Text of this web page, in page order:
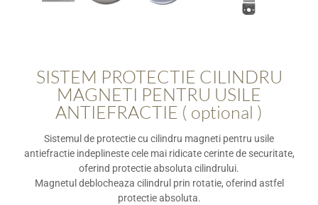
SISTEM PROTECTIE CILINDRU
MAGNETI PENTRU USILE
ANTIEFRACTIE ( optional )
Sistemul de protectie cu cilindru magneti pentru usile
antiefractie indeplineste cele mai ridicate cerinte de securitate,
oferind protectie absoluta cilindrului.
Magnetul deblocheaza cilindrul prin rotatie, oferind astfel
protectie absoluta.